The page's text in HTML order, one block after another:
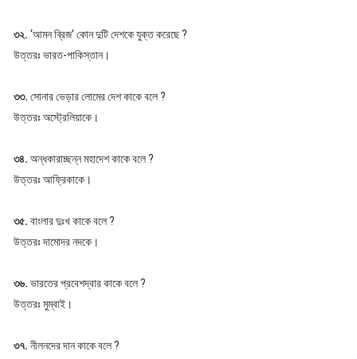
৩২. ‘আমন ব্রিজ’ কোন দুটি দেশকে যুক্ত করেছে ?
উত্তরঃ ভারত-পাকিস্তান।
৩৩. সোনার ভেড়ার লোমের দেশ কাকে বলে ?
উত্তরঃ অস্ট্রেলিয়াকে।
৩৪. অন্ধকারাচ্ছন্ন মহাদেশ কাকে বলে ?
উত্তরঃ আফ্রিকাকে।
৩৫. বাংলার দুঃখ কাকে বলে ?
উত্তরঃ দামোদর নদকে।
৩৬. ভারতের প্রবেশদ্বার কাকে বলে ?
উত্তরঃ মুম্বাই।
৩৭. নীলনদের দান কাকে বলে ?